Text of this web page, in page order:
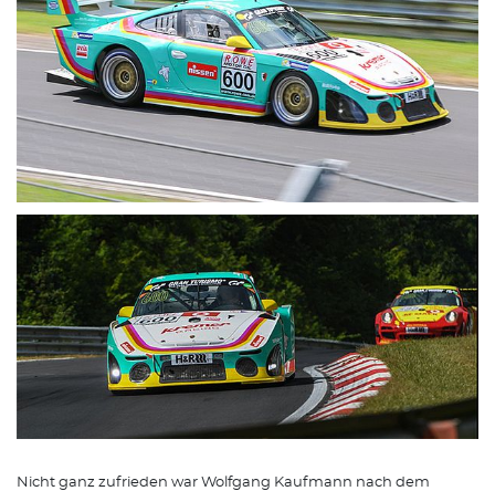
Nicht ganz zufrieden war Wolfgang Kaufmann nach dem